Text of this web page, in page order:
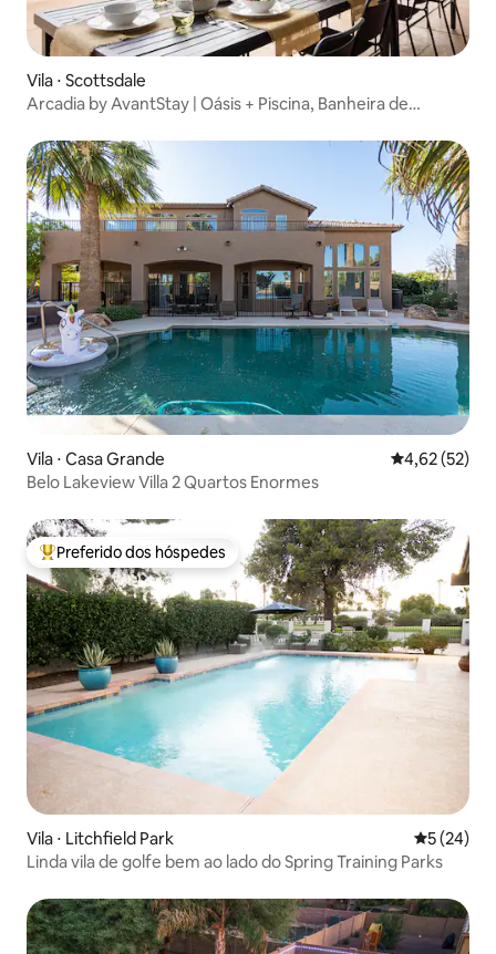
Vila ⋅ Scottsdale
Arcadia by AvantStay | Oásis + Piscina, Banheira de
Vila ⋅ Casa Grande 4,62 de uma
4,62 (52)
Belo Lakeview Villa 2 Quartos Enormes
Entre os melhores preferidos dos hóspedes
Preferido dos hóspedes
Vila ⋅ Litchfield Park 5 de uma
5 (24)
Linda vila de golfe bem ao lado do Spring Training Parks